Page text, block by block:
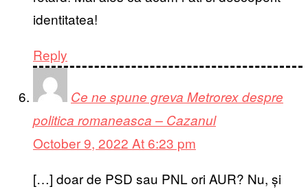
identitatea!
Reply
Ce ne spune greva Metrorex despre
politica romaneasca – Cazanul
October 9, 2022 At 6:23 pm
[…] doar de PSD sau PNL ori AUR? Nu, și